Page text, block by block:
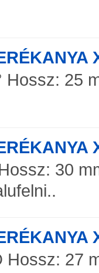
Hossz: 25
30
Hossz: 27